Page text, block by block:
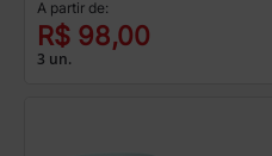
A partir de:
R$ 98,00
3 un.